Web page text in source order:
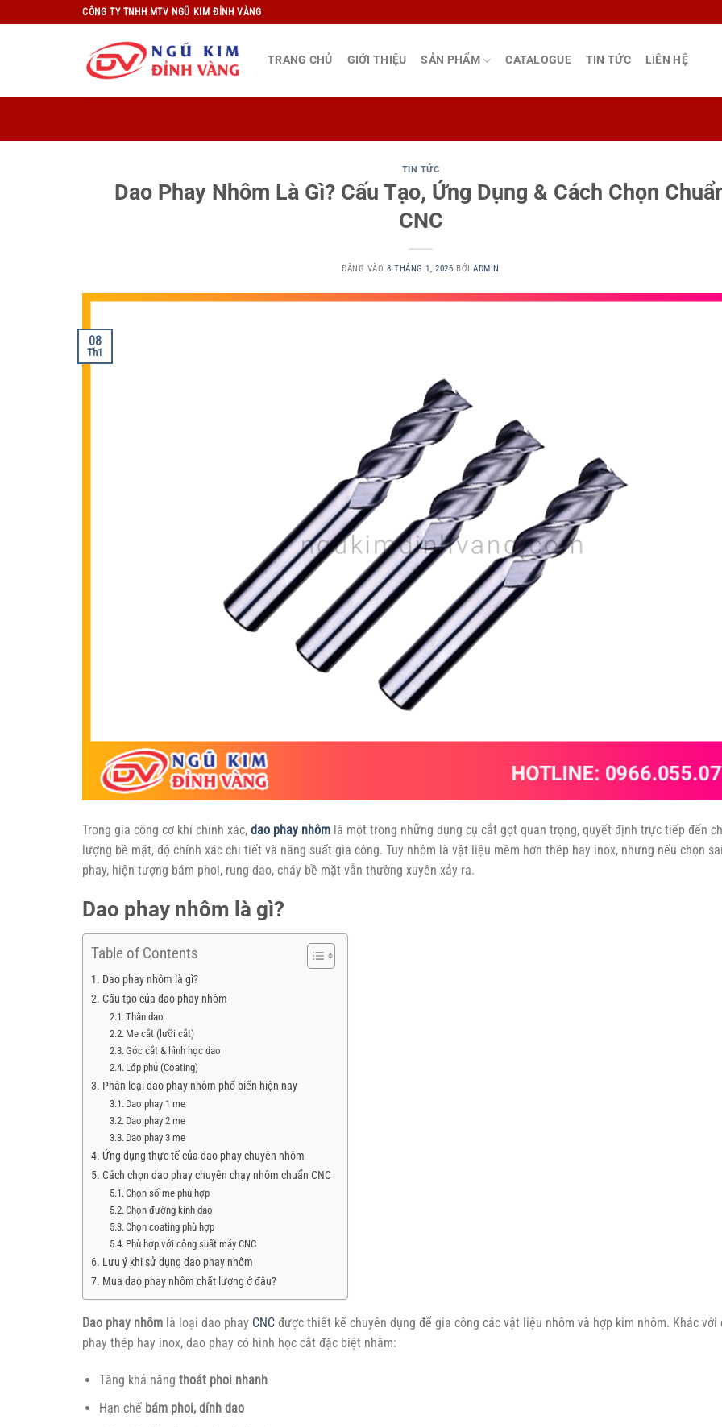
qua
CÔNG TY TNHH MTV NGŨ KIM ĐỈNH VÀNG
TRANG CHỦ GIỚI THIỆU SẢN PHẨM CATALOGUE TIN TỨC LIÊN HỆ
TIN TỨC
Dao Phay Nhôm Là Gì? Cấu Tạo, Ứng Dụng & Cách Chọn
CNC
ĐĂNG VÀO 8 THÁNG 1, 2026 BỞIADMIN
08
Th1
Trong gia công cơ khí chính xác, dao phay nhôm là một trong những dụng cụ cắt gọt quan trọng, quyết định trực tiếp đến
lượng bề mặt, độ chính xác chi tiết và năng suất gia công. Tuy nhôm là vật liệu mềm hơn thép hay inox, nhưng nếu chọn
phay, hiện tượng bám phoi, rung dao, cháy bề mặt vẫn thường xuyên xảy ra.
Dao phay nhôm là gì?
Table of Contents
Dao phay nhôm là gì?
Cấu tạo của dao phay nhôm
Thân dao
Me cắt (lưỡi cắt)
Góc cắt & hình học dao
Lớp phủ (Coating)
Phân loại dao phay nhôm phổ biến hiện nay
Dao phay 1 me
Dao phay 2 me
Dao phay 3 me
Ứng dụng thực tế của dao phay chuyên nhôm
Cách chọn dao phay chuyên chạy nhôm chuẩn CNC
Chọn số me phù hợp
Chọn đường kính dao
Chọn coating phù hợp
Phù hợp với công suất máy CNC
Lưu ý khi sử dụng dao phay nhôm
Mua dao phay nhôm chất lượng ở đâu?
Dao phay nhôm là loại dao phay CNC được thiết kế chuyên dụng để gia công các vật liệu nhôm và hợp kim nhôm. Khác với
phay thép hay inox, dao phay có hình học cắt đặc biệt nhằm:
Tăng khả năng thoát phoi nhanh
Hạn chế bám phoi, dính dao